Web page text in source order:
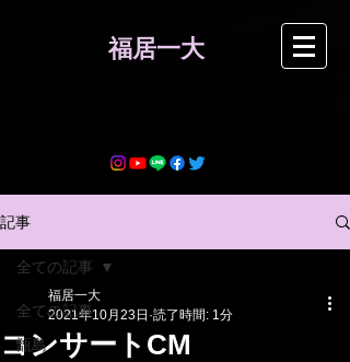
​福居一大
記事
全ての記事
甑島
全ての記事
コンサートCM
福居一大
2021年10月23日 読了時間: 1分